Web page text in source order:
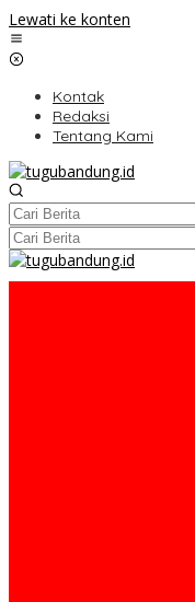
Lewati ke konten
Kontak
Redaksi
Tentang Kami